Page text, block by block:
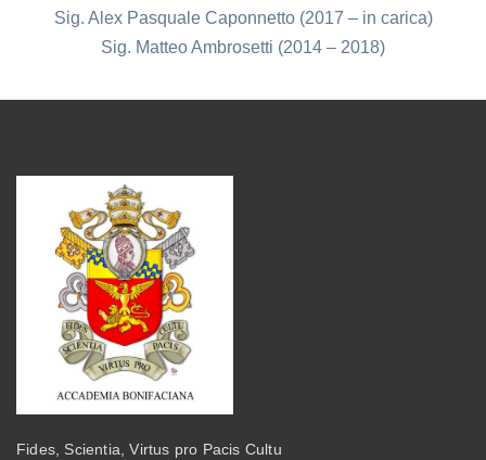
Sig. Alex Pasquale Caponnetto (2017 – in carica)
Sig. Matteo Ambrosetti (2014 – 2018)
Fides, Scientia, Virtus pro Pacis Cultu